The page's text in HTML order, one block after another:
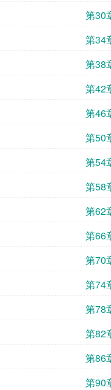
第30
第34
第38
第42
第46
第50
第54
第58
第62
第66
第70
第74
第78
第82
第86
第90